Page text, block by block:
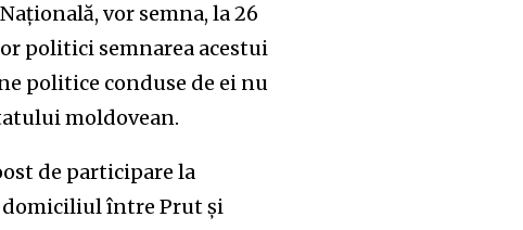
vor semna, la 26
politici semnarea acestui
politice conduse de ei nu
moldovean.
de participare la
domiciliul între Prut și